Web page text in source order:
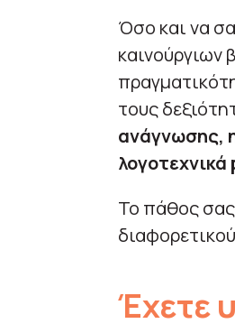
Όσο και να
καινούργιων
τους
ανάγνωσης,
Το πάθος σας
Έχετε